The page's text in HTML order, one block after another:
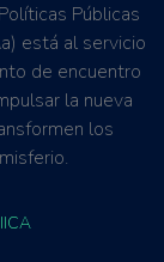
Públicas
está al servicio
de encuentro
la nueva
los